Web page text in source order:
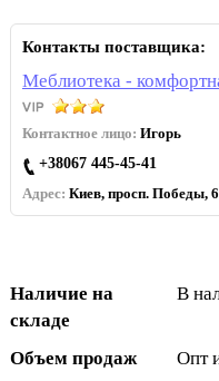
Контакты поставщика:
Меблиотека -
Контактное лицо: Игорь
+38067 445-45-41
Адрес: Киев, просп. Победы,
Наличие на
складе
В
Объем продаж Опт